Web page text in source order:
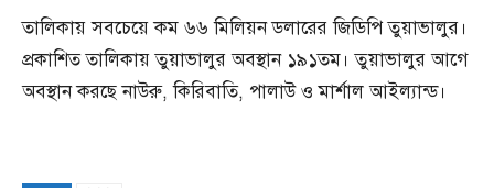
তালিকায় সবচেয়ে কম ৬৬ মিলিয়ন ডলারের জিডিপি তুয়াভালুর।
প্রকাশিত তালিকায় তুয়াভালুর অবস্থান ১৯১তম। তুয়াভালুর আগে
অবস্থান করছে নাউরু, কিরিবাতি, পালাউ ও মার্শাল আইল্যান্ড।